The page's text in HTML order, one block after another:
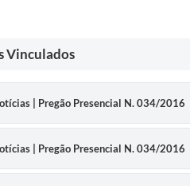
Vinculados
| Pregão Presencial N. 034/2016
| Pregão Presencial N. 034/2016